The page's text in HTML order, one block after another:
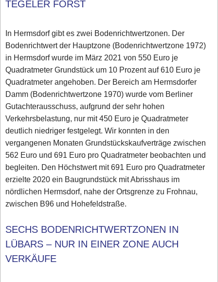
GELER FORST
In Hermsdorf gibt es zwei Bodenrichtwertzonen. Der
Bodenrichtwert der Hauptzone (Bodenrichtwertzone 1972)
in Hermsdorf wurde im März 2021 von 550 Euro je
Quadratmeter Grundstück um 10 Prozent auf 610 Euro je
Quadratmeter angehoben. Der Bereich am Hermsdorfer
Damm (Bodenrichtwertzone 1970) wurde vom Berliner
Gutachterausschuss, aufgrund der sehr hohen
Verkehrsbelastung, nur mit 450 Euro je Quadratmeter
deutlich niedriger festgelegt. Wir konnten in den
vergangenen Monaten Grundstückskaufverträge zwischen
562 Euro und 691 Euro pro Quadratmeter beobachten und
begleiten. Den Höchstwert mit 691 Euro pro Quadratmeter
erzielte 2020 ein Baugrundstück mit Abrisshaus im
nördlichen Hermsdorf, nahe der Ortsgrenze zu Frohnau,
zwischen B96 und Hohefeldstraße.
SECHS BODENRICHTWERTZONEN IN
LÜBARS – NUR IN EINER ZONE AUCH
VERKÄUFE